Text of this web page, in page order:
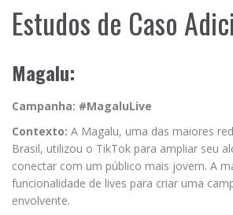
Estudos de Caso
Magalu:
Campanha: #MagaluLive
Contexto: A Magalu, uma das maiores
Brasil, utilizou o TikTok para ampliar seu
conectar com um público mais jovem. A
funcionalidade de lives para criar uma
envolvente.